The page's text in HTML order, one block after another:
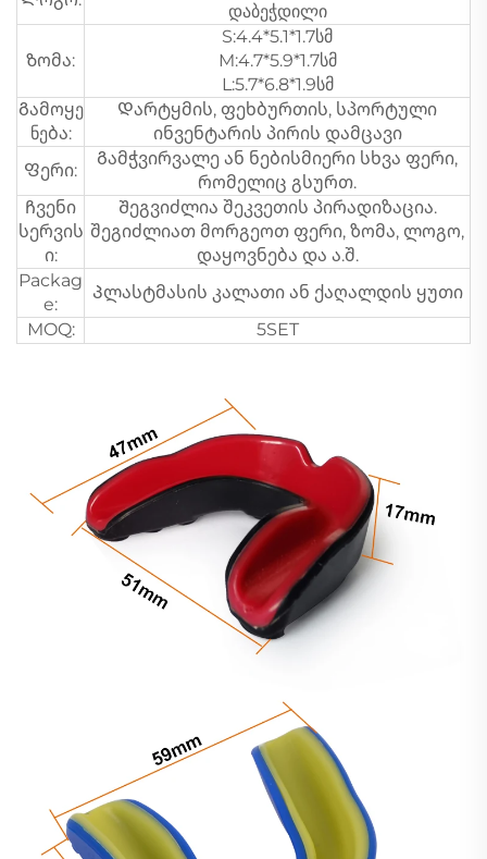
დაბეჭდილი
Ზომა:
S:4.4*5.1*1.7სმ
M:4.7*5.9*1.7სმ
L:5.7*6.8*1.9სმ
Გამოყე
ნება:
Დარტყმის, ფეხბურთის, სპორტული
ინვენტარის პირის დამცავი
Ფერი:
Გამჭვირვალე ან ნებისმიერი სხვა ფერი,
რომელიც გსურთ.
Ჩვენი
სერვის
ი:
Შეგვიძლია შეკვეთის პირადიზაცია.
შეგიძლიათ მორგეოთ ფერი, ზომა, ლოგო,
დაყოვნება და ა.შ.
Packag
e:
Პლასტმასის კალათი ან ქაღალდის ყუთი
MOQ:
5SET